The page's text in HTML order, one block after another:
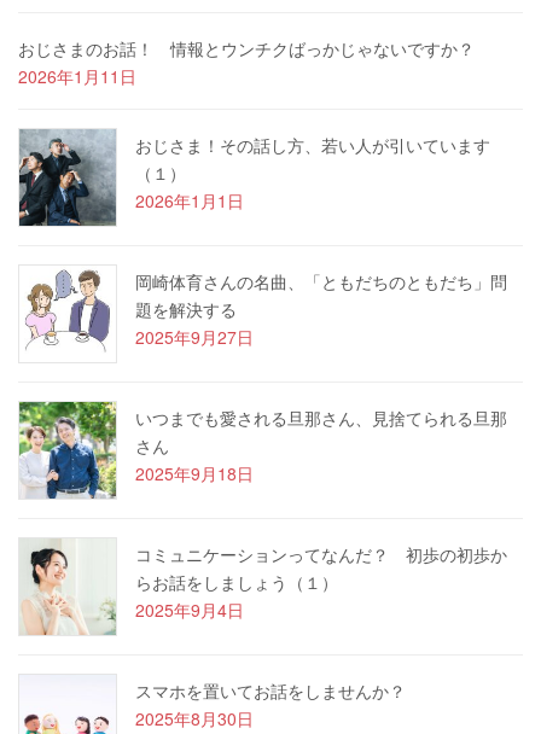
おじさまのお話！ 情報とウンチクばっかじゃないですか？
2026年1月11日
おじさま！その話し方、若い人が引いています
（１）
2026年1月1日
岡崎体育さんの名曲、「ともだちのともだち」問
題を解決する
2025年9月27日
いつまでも愛される旦那さん、見捨てられる旦那
さん
2025年9月18日
コミュニケーションってなんだ？ 初歩の初歩か
らお話をしましょう（１）
2025年9月4日
スマホを置いてお話をしませんか？
2025年8月30日